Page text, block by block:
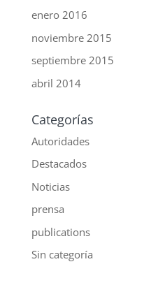
enero 2016
noviembre 2015
septiembre 2015
abril 2014
Categorías
Autoridades
Destacados
Noticias
prensa
publications
Sin categoría